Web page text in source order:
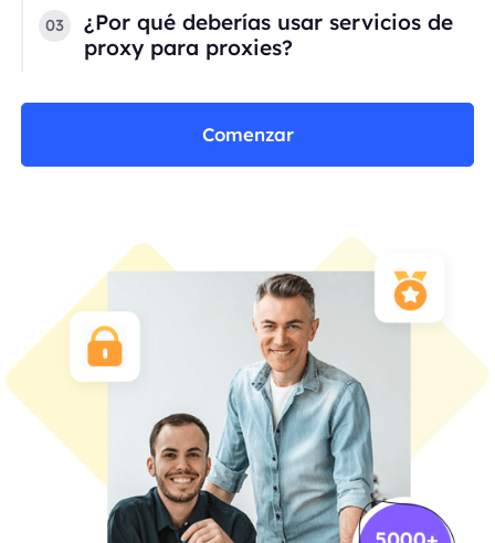
03
¿Por qué deberías usar servicios de
proxy para proxies?
Comenzar